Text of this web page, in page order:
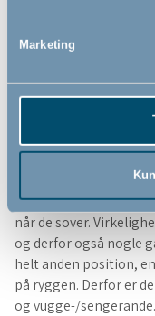
Marketing
Vores udvalg
ryggen, og at man
når de sover.
og derfor også nogle
helt anden position,
på ryggen. Derfor er
og vugge-/sengerande.